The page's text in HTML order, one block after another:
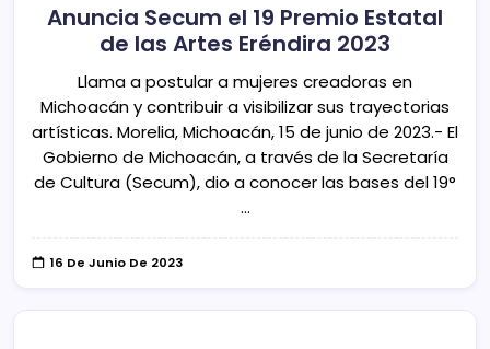
Anuncia Secum el 19 Premio Estatal
de las Artes Eréndira 2023
Llama a postular a mujeres creadoras en
Michoacán y contribuir a visibilizar sus trayectorias
artísticas. Morelia, Michoacán, 15 de junio de 2023.- El
Gobierno de Michoacán, a través de la Secretaría
de Cultura (Secum), dio a conocer las bases del 19°
…
16 De Junio De 2023